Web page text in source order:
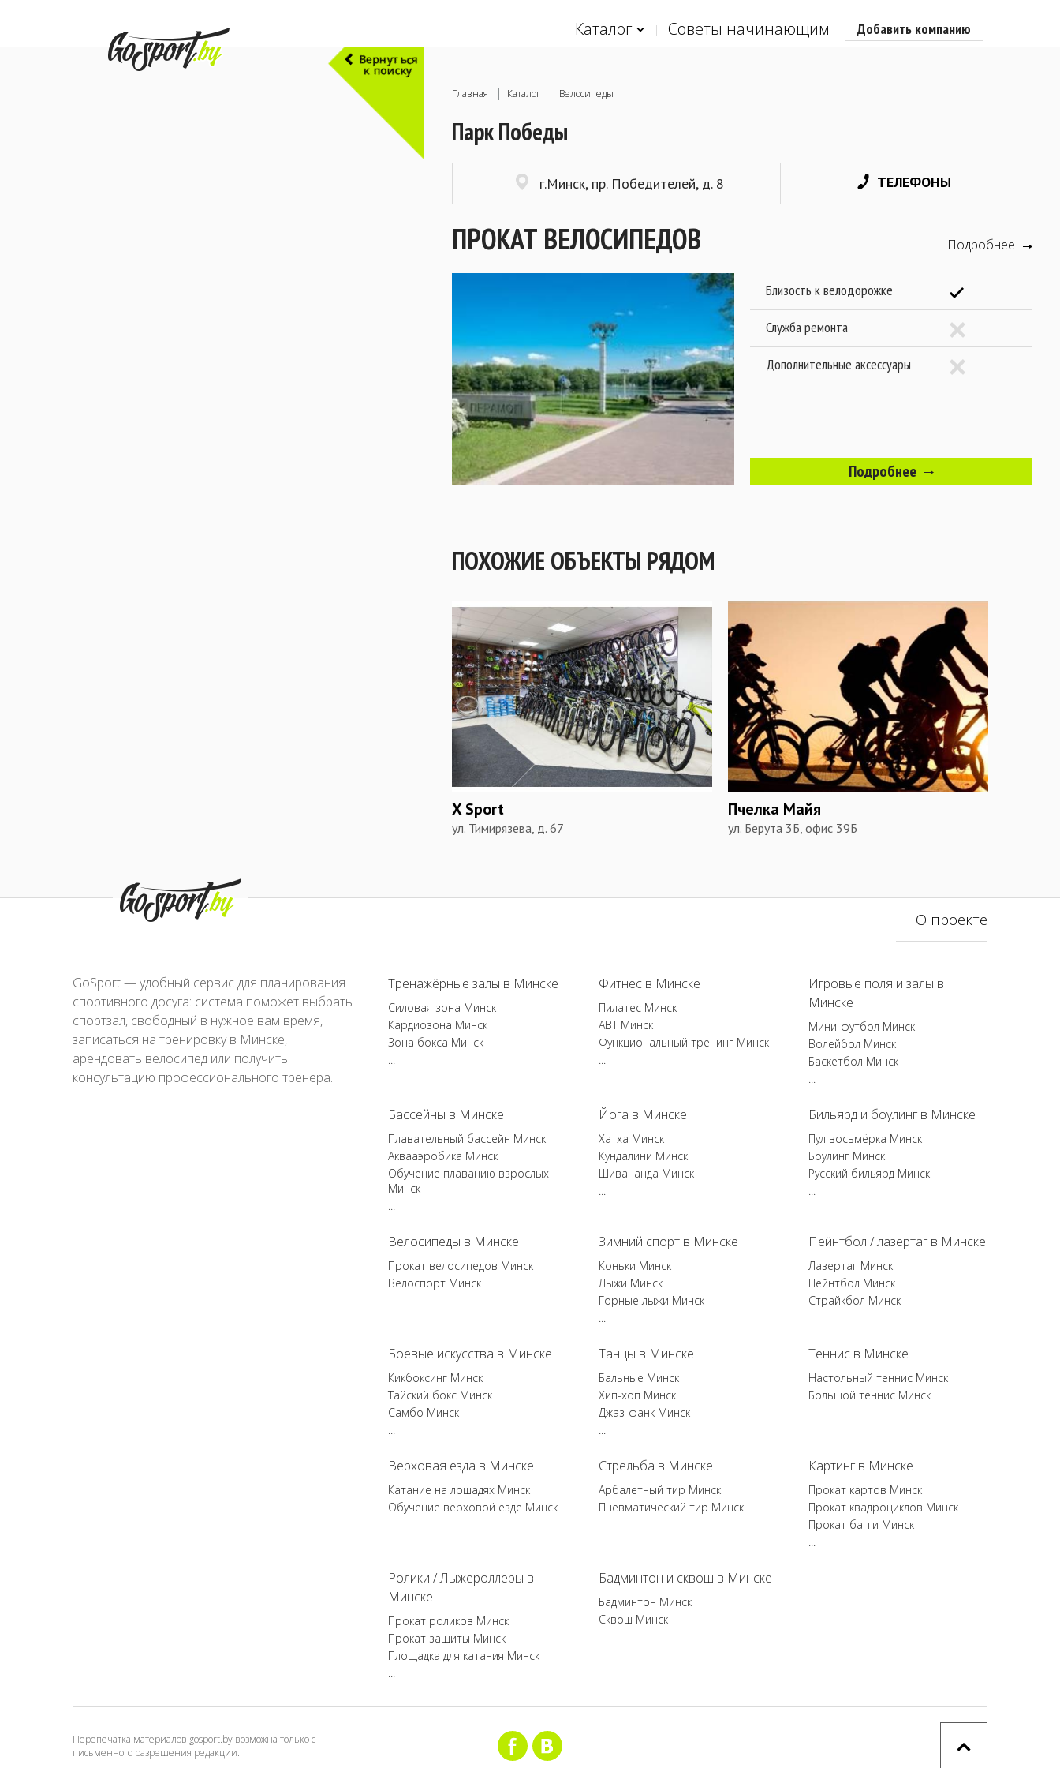
Каталог Советы начинающим Добавить компанию
Вернуться
к поиску
Главная Каталог Велосипеды
Парк Победы
г.Минск, пр. Победителей, д. 8 ТЕЛЕФОНЫ
Подробнее
ПРОКАТ ВЕЛОСИПЕДОВ
Близость к велодорожке
Служба ремонта
Дополнительные аксессуары
Подробнее
ПОХОЖИЕ ОБЪЕКТЫ РЯДОМ
X Sport
ул. Тимирязева, д. 67
Пчелка Майя
ул. Берута 3Б, офис 39Б
О проекте
GoSport — удобный сервис для планирования
спортивного досуга: система поможет выбрать
спортзал, свободный в нужное вам время,
записаться на тренировку в Минске,
арендовать велосипед или получить
консультацию профессионального тренера.
Тренажёрные залы в Минске
Силовая зона Минск
Кардиозона Минск
Зона бокса Минск
...
Фитнес в Минске
Пилатес Минск
ABT Минск
Функциональный тренинг Минск
...
Игровые поля и залы в
Минске
Мини-футбол Минск
Волейбол Минск
Баскетбол Минск
...
Бассейны в Минске
Плавательный бассейн Минск
Аквааэробика Минск
Обучение плаванию взрослых
Минск
...
Йога в Минске
Хатха Минск
Кундалини Минск
Шивананда Минск
...
Бильярд и боулинг в Минске
Пул восьмёрка Минск
Боулинг Минск
Русский бильярд Минск
...
Велосипеды в Минске
Прокат велосипедов Минск
Велоспорт Минск
Зимний спорт в Минске
Коньки Минск
Лыжи Минск
Горные лыжи Минск
...
Пейнтбол / лазертаг в Минске
Лазертаг Минск
Пейнтбол Минск
Страйкбол Минск
Боевые искусства в Минске
Кикбоксинг Минск
Тайский бокс Минск
Самбо Минск
...
Танцы в Минске
Бальные Минск
Хип-хоп Минск
Джаз-фанк Минск
...
Теннис в Минске
Настольный теннис Минск
Большой теннис Минск
Верховая езда в Минске
Катание на лошадях Минск
Обучение верховой езде Минск
Стрельба в Минске
Арбалетный тир Минск
Пневматический тир Минск
Картинг в Минске
Прокат картов Минск
Прокат квадроциклов Минск
Прокат багги Минск
...
Ролики / Лыжероллеры в
Минске
Прокат роликов Минск
Прокат защиты Минск
Площадка для катания Минск
...
Бадминтон и сквош в Минске
Бадминтон Минск
Сквош Минск
Перепечатка материалов gosport.by возможна только с
письменного разрешения редакции.